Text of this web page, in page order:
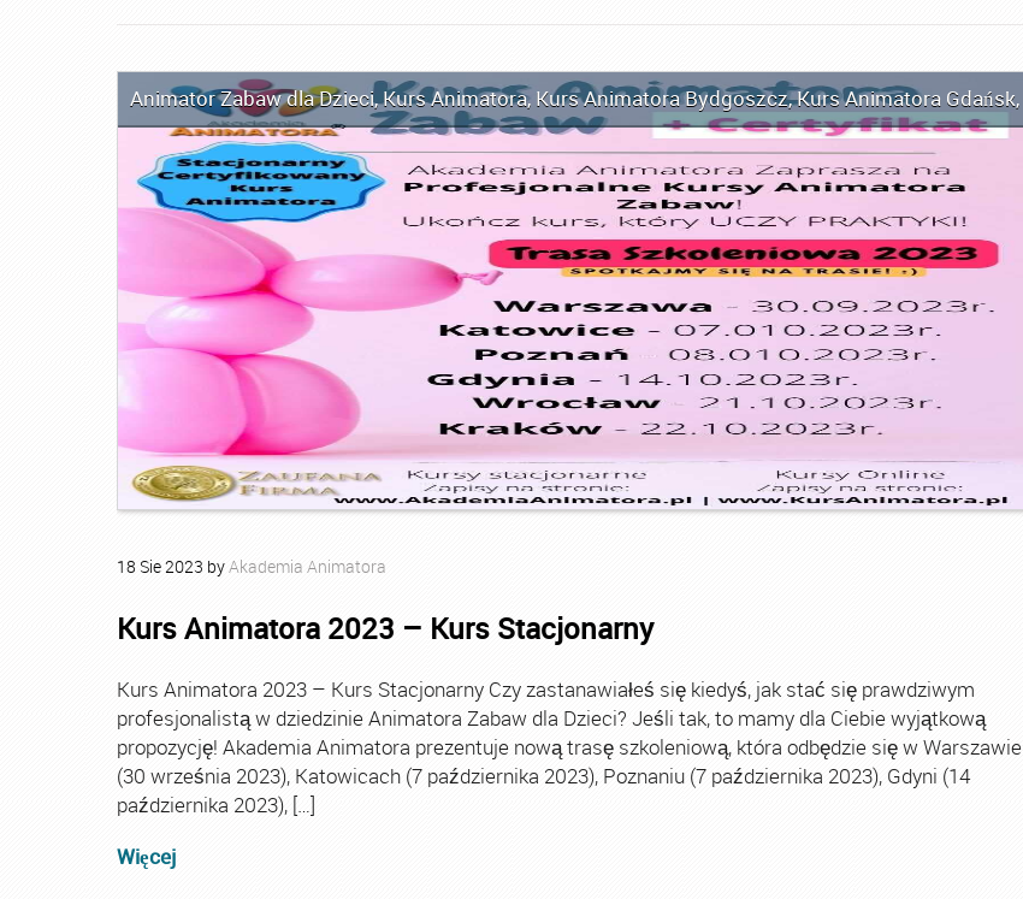
Animator Zabaw dla Dzieci,Kurs Animatora, Kurs Animatora Bydgoszcz,Kurs Animatora Gdańsk,
18 Sie2023 byAkademia Animatora
Kurs Animatora 2023 – Kurs Stacjonarny
Kurs Animatora 2023 – Kurs Stacjonarny Czy zastanawiałeś się kiedyś, jak stać się prawdziwym
profesjonalistą w dziedzinie Animatora Zabaw dla Dzieci? Jeśli tak, to mamy dla Ciebie wyjątkową
propozycję! Akademia Animatora prezentuje nową trasę szkoleniową, która odbędzie się w Warszawie
(30 września 2023), Katowicach (7 października 2023), Poznaniu (7 października 2023), Gdyni (14
października 2023), […]
Więcej